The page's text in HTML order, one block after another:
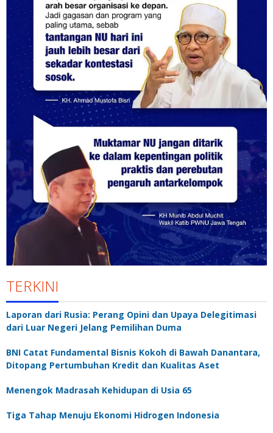
TERKINI
Laporan dari Rusia: Perang Opini dan Upaya Delegitimasi
dari Luar Negeri Jelang Pemilihan Duma
BNI Catat Fundamental Bisnis Kokoh di Bawah Danantara,
Ditopang Pertumbuhan Kredit dan Kualitas Aset
Menengok Madrasah Kehidupan di Usia 65
Tiga Tahap Menuju Ekonomi Hidrogen Indonesia